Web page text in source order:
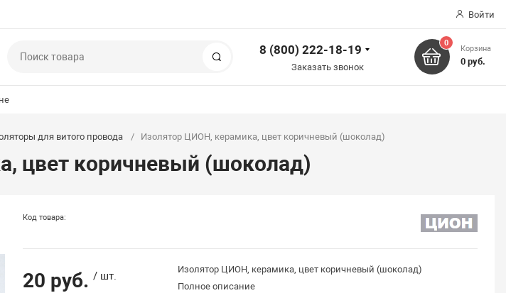
Войти
8 (800) 222-18-19
Заказать звонок
0
Корзина
0 руб.
для витого провода Изолятор ЦИОН, керамика, цвет коричневый (шоколад)
цвет коричневый (шоколад)
Код товара:
20 руб. / шт.
Изолятор ЦИОН, керамика, цвет коричневый (шоколад)
Полное описание